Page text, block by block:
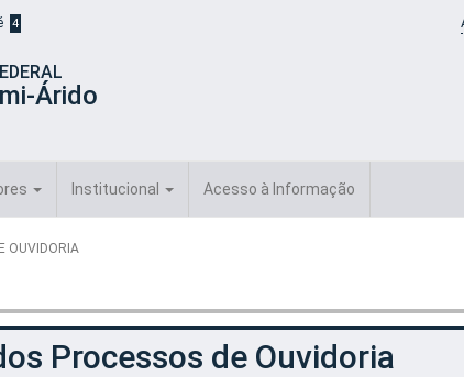
4
Árido
Institucional Acesso à Informação
OUVIDORIA
Processos de Ouvidoria